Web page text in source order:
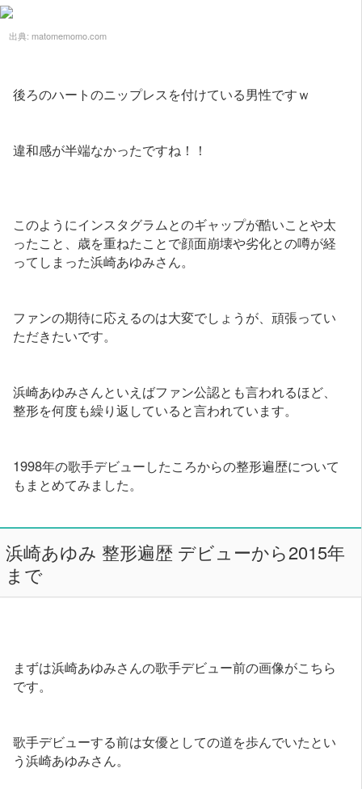
出典: matomemomo.com
後ろのハートのニップレスを付けている男性ですｗ
違和感が半端なかったですね！！
このようにインスタグラムとのギャップが酷いことや太
ったこと、歳を重ねたことで顔面崩壊や劣化との噂が経
ってしまった浜崎あゆみさん。
ファンの期待に応えるのは大変でしょうが、頑張ってい
ただきたいです。
浜崎あゆみさんといえばファン公認とも言われるほど、
整形を何度も繰り返していると言われています。
1998年の歌手デビューしたころからの整形遍歴について
もまとめてみました。
浜崎あゆみ 整形遍歴 デビューから2015年
まで
まずは浜崎あゆみさんの歌手デビュー前の画像がこちら
です。
歌手デビューする前は女優としての道を歩んでいたとい
う浜崎あゆみさん。